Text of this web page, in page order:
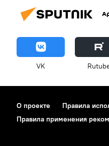
VK
О проекте Правила
Правила применения